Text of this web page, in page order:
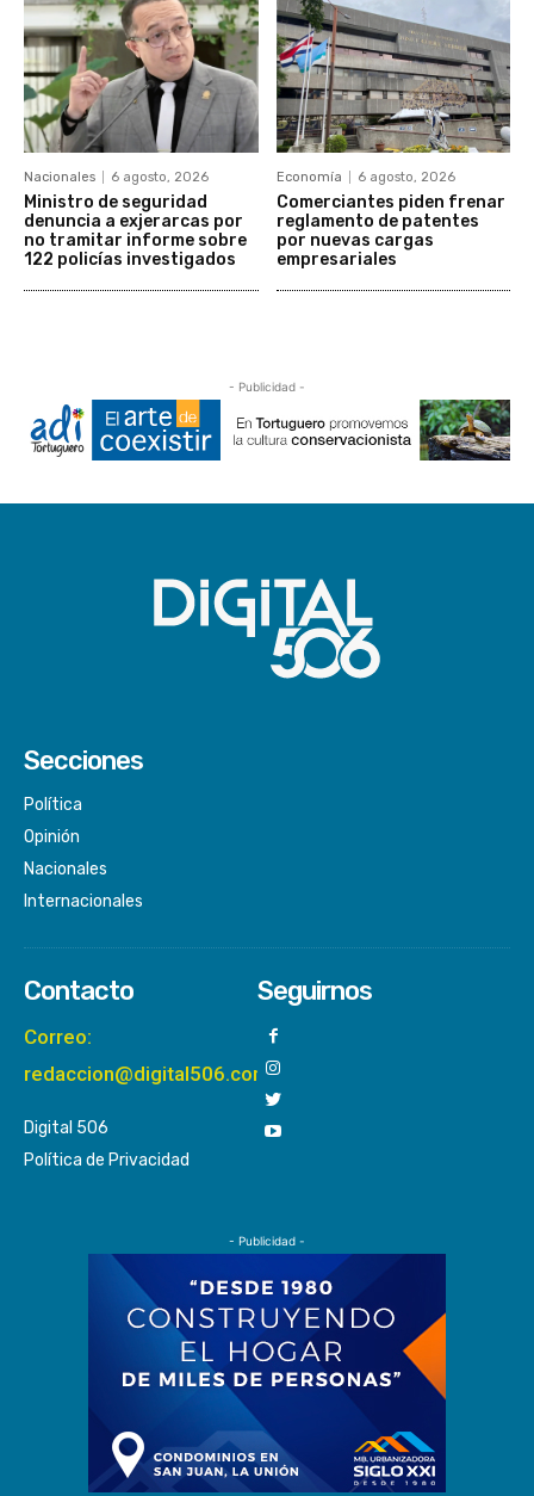
Nacionales 6 agosto, 2026
Ministro de seguridad
denuncia a exjerarcas por
no tramitar informe sobre
122 policías investigados
Economía 6 agosto, 2026
Comerciantes piden frenar
reglamento de patentes
por nuevas cargas
empresariales
- Publicidad -
Secciones
Política
Opinión
Nacionales
Internacionales
Contacto
Correo:
redaccion@digital506.com
Digital 506
Política de Privacidad
Seguirnos
- Publicidad -